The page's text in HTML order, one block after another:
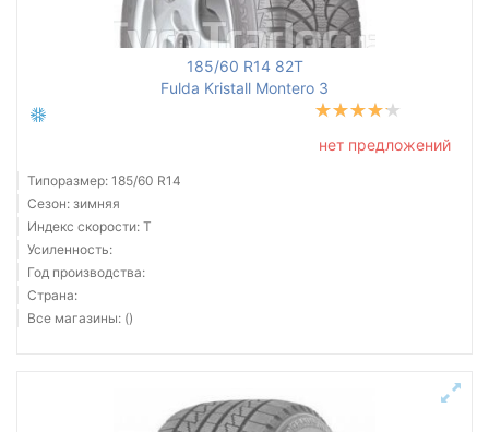
185/60 R14 82T
Fulda Kristall Montero 3
нет предложений
Типоразмер: 185/60 R14
Сезон: зимняя
Индекс скорости: T
Усиленность:
Год производства:
Страна:
Все магазины: ()